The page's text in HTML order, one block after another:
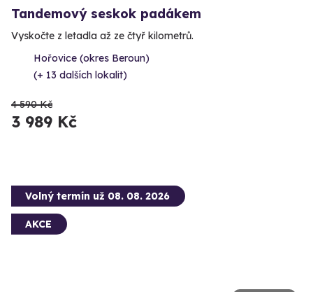
Tandemový seskok padákem
Vyskočte z letadla až ze čtyř kilometrů.
Hořovice (okres Beroun)
(+ 13 dalších lokalit)
4 590 Kč
3 989 Kč
Volný termín už 08. 08. 2026
AKCE